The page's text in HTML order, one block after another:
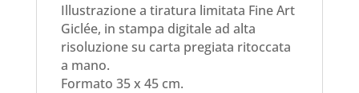
Illustrazione a tiratura limitata Fine Art
Giclée, in stampa digitale ad alta
risoluzione su carta pregiata ritoccata
a mano.
Formato 35 x 45 cm.